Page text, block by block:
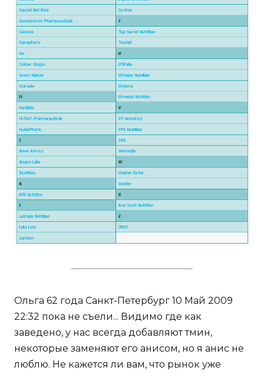
Ольга 62 года Санкт-Петербург 10 Май 2009
22:32 пока не съели... Видимо где как
заведено, у нас всегда добавляют тмин,
некоторые заменяют его анисом, но я анис не
люблю. Не кажется ли вам, что рынок уже